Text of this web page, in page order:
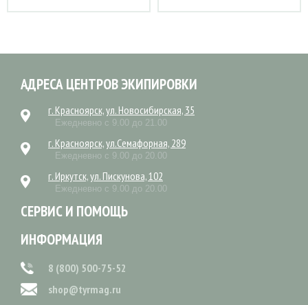
АДРЕСА ЦЕНТРОВ ЭКИПИРОВКИ
г. Красноярск, ул. Новосибирская, 35
Ежедневно с 9.00 до 21.00
г. Красноярск, ул.Семафорная, 289
Ежедневно с 9.00 до 20.00
г. Иркутск, ул. Пискунова, 102
Ежедневно с 9.00 до 20.00
СЕРВИС И ПОМОЩЬ
ИНФОРМАЦИЯ
8 (800) 500-75-52
shop@tyrmag.ru